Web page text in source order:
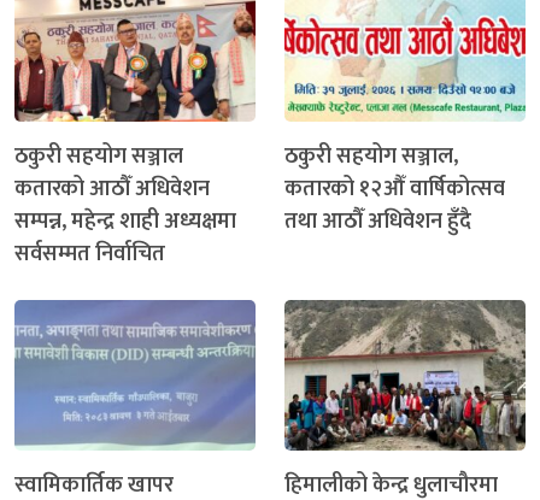
ठकुरी सहयोग सञ्जाल
कतारको आठौँ अधिवेशन
सम्पन्न, महेन्द्र शाही अध्यक्षमा
सर्वसम्मत निर्वाचित
ठकुरी सहयोग सञ्जाल,
कतारको १२औँ वार्षिकोत्सव
तथा आठौँ अधिवेशन हुँदै
स्वामिकार्तिक खापर
हिमालीको केन्द्र धुलाचौरमा